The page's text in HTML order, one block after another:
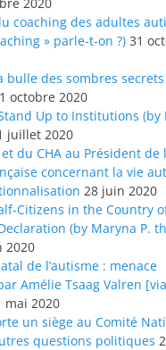
coaching des adultes
» parle-t-on ?) 31
bulle des sombres secrets
octobre 2020
Up to Institutions (by
juillet 2020
et du CHA au Président de
concernant la vie
28 juin 2020
Citizens in the Country
(by Maryna P.
2020
de l’autisme : menace
Amélie Tsaag Valren [via
mai 2020
un siège au Comité
questions politiques